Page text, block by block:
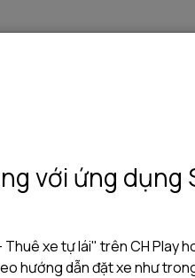
với ứng dụng
Thuê xe tự lái" trên CH Play
hướng dẫn đặt xe như